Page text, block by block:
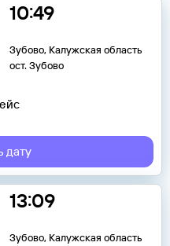
10:49
Зубово, Калужская область
ост. Зубово
дату
13:09
Зубово, Калужская область